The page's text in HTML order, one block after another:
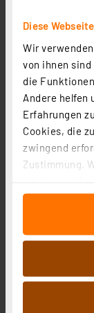
Diese
Wir
von ihnen
die
Andere helfen
Erfahrungen
Cookies, die
zwingend
Zustimmung.
für soziale
auf unsere
wir
an unsere
Analysen
Informationen
zusammen,
Artikel-Nr.
2 3 4 5